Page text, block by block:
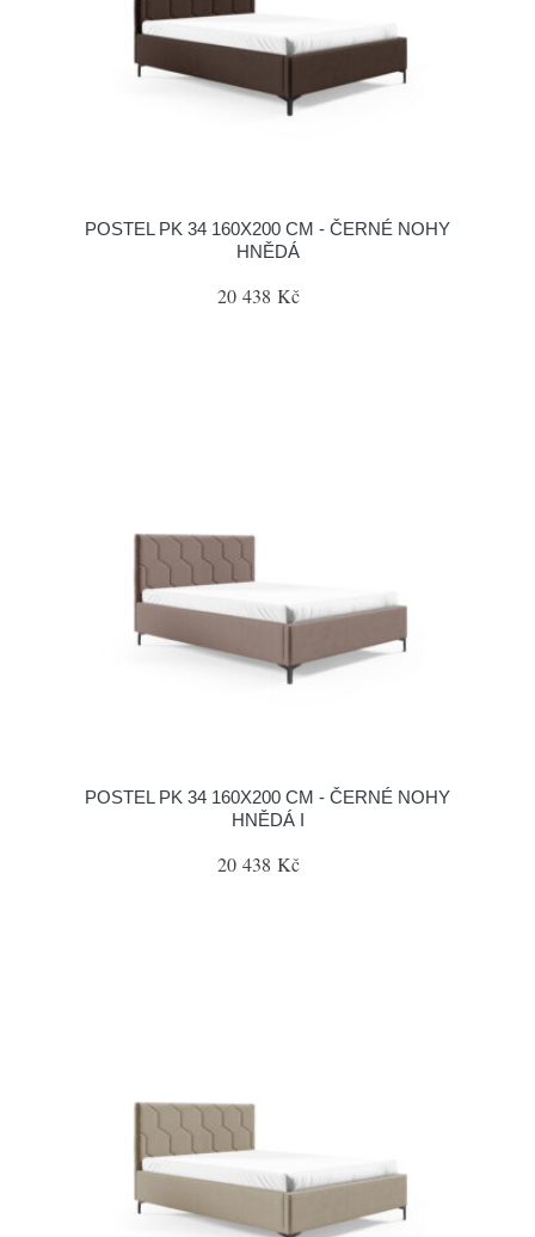
POSTEL PK 34 160X200 CM - ČERNÉ NOHY
HNĚDÁ
20 438 Kč
POSTEL PK 34 160X200 CM - ČERNÉ NOHY
HNĚDÁ I
20 438 Kč